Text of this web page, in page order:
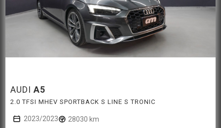
AUDI A5
2.0 TFSI MHEV SPORTBACK S LINE S TRONIC
2023/2023 28030 km